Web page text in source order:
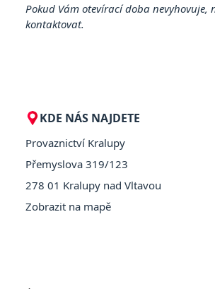
Pokud Vám otevírací doba nevyhovuje,
kontaktovat.
KDE NÁS NAJDETE
Provaznictví Kralupy
Přemyslova 319/123
278 01 Kralupy nad Vltavou
Zobrazit na mapě